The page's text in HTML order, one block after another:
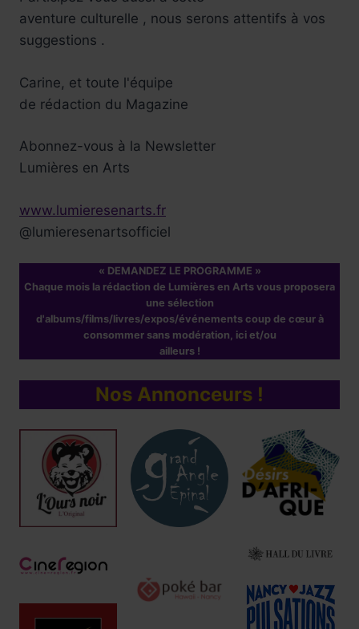
aventure culturelle , nous serons attentifs à vos
suggestions .
Carine, et toute l'équipe
de rédaction du Magazine
Abonnez-vous à la Newsletter
Lumières en Arts
www.lumieresenarts.fr
@lumieresenartsofficiel
« DEMANDEZ LE PROGRAMME »
Chaque mois la rédaction de Lumières en Arts vous proposera
une sélection
d'albums/films/livres/expos/événements coup de cœur à
consommer sans modération, ici et/ou
ailleurs !
Nos Annonceurs !